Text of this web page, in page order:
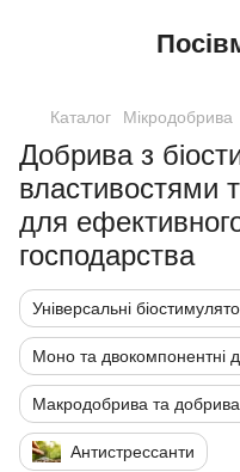
Каталог Мікродобрива
Добрива з
властивостями
для
господарства
Універсальні
Моно та двокомпонентні
Макродобрива та добрива
Антистрессанти